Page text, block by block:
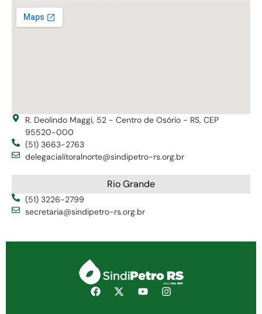
R. Deolindo Maggi, 52 - Centro de Osório - RS, CEP
95520-000
(51) 3663-2763
delegacialitoralnorte@sindipetro-rs.org.br
Rio Grande
(51) 3226-2799
secretaria@sindipetro-rs.org.br